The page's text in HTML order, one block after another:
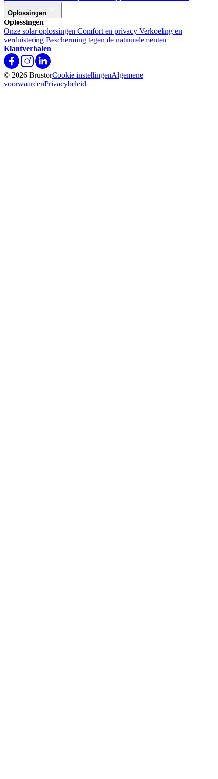
Oplossingen
Oplossingen
Onze solar oplossingen Comfort en privacy Verkoeling en
verduistering Bescherming tegen de natuurelementen
Klantverhalen
© 2026 BrustorCookie instellingenAlgemene
voorwaardenPrivacybeleid